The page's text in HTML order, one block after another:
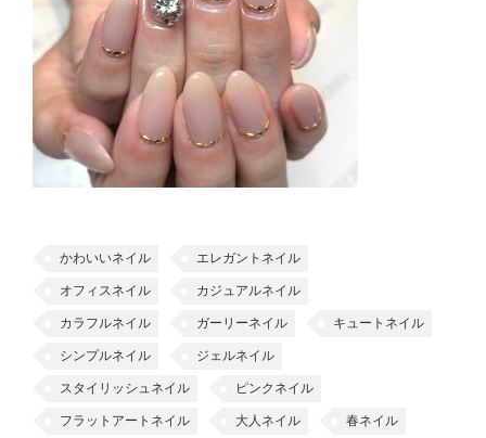
かわいいネイル エレガントネイル
オフィスネイル カジュアルネイル
カラフルネイル ガーリーネイル キュートネイル
シンプルネイル ジェルネイル
スタイリッシュネイル ピンクネイル
フラットアートネイル 大人ネイル 春ネイル